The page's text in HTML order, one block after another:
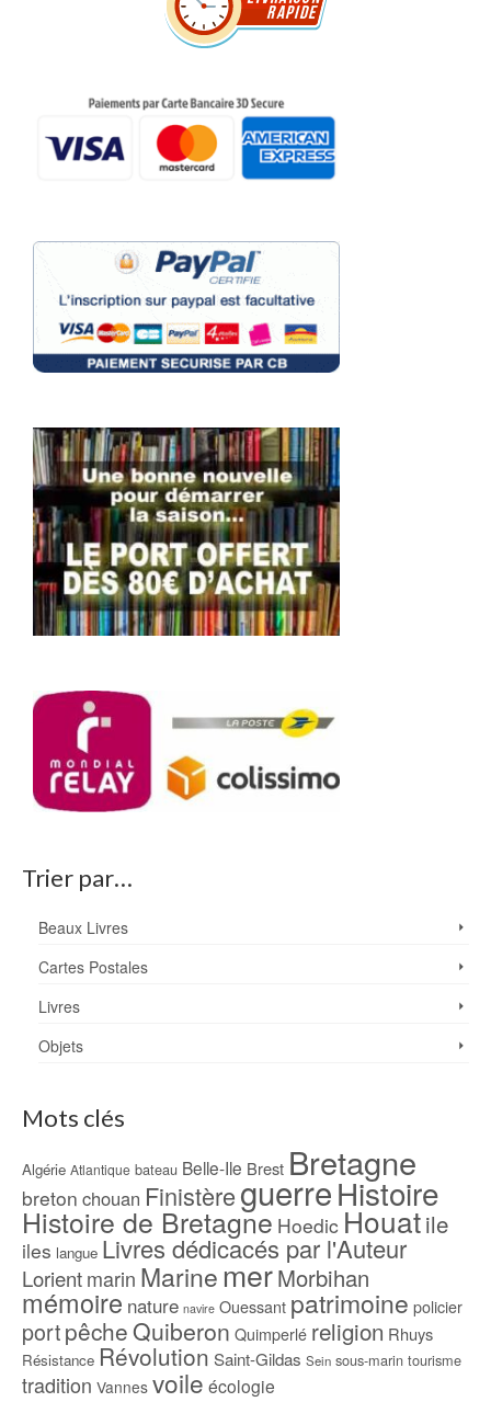
Trier par…
Beaux Livres
Cartes Postales
Livres
Objets
Mots clés
Algérie Atlantique bateau Belle-Ile Brest Bretagne
breton chouan FinistèreguerreHistoire
Histoire de Bretagne Hoedic Houatile
iles langue Livres dédicacés par l'Auteur
Lorientmarin Marine merMorbihan
mémoire nature navire Ouessant patrimoine policier
portpêcheQuiberon Quimperlé religion Rhuys
Résistance Révolution Saint-Gildas Sein sous-marin tourisme
tradition Vannes voile écologie